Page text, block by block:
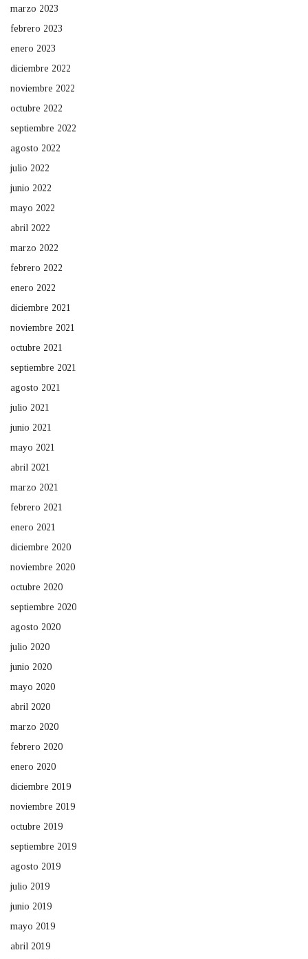
marzo 2023
febrero 2023
enero 2023
diciembre 2022
noviembre 2022
octubre 2022
septiembre 2022
agosto 2022
julio 2022
junio 2022
mayo 2022
abril 2022
marzo 2022
febrero 2022
enero 2022
diciembre 2021
noviembre 2021
octubre 2021
septiembre 2021
agosto 2021
julio 2021
junio 2021
mayo 2021
abril 2021
marzo 2021
febrero 2021
enero 2021
diciembre 2020
noviembre 2020
octubre 2020
septiembre 2020
agosto 2020
julio 2020
junio 2020
mayo 2020
abril 2020
marzo 2020
febrero 2020
enero 2020
diciembre 2019
noviembre 2019
octubre 2019
septiembre 2019
agosto 2019
julio 2019
junio 2019
mayo 2019
abril 2019